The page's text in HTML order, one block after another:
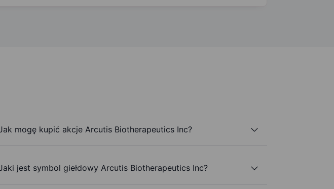
mogę kupić akcje Arcutis Biotherapeutics Inc?
jest symbol giełdowy Arcutis Biotherapeutics Inc?